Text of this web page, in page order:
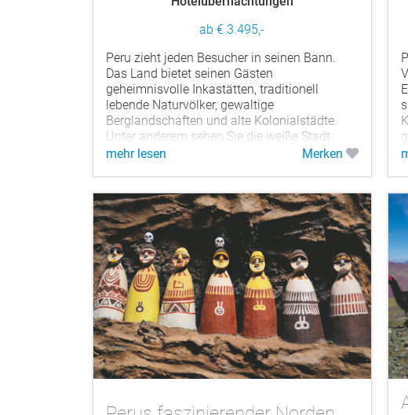
ab € 3.495,-
Peru zieht jeden Besucher in seinen Bann.
Das Land bietet seinen Gästen
geheimnisvolle Inkastätten, traditionell
lebende Naturvölker, gewaltige
Berglandschaften und alte Kolonialstädte.
Unter anderem sehen Sie die weiße Stadt
Arequipa,...
mehr lesen Merken